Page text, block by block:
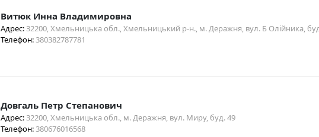
Витюк Инна Владимировна
Адрес:32200, Хмельницька обл., Хмельницький р-н., м. Деражня, вул. Б Олійника,
Телефон:380382787781
Довгаль Петр Степанович
Адрес:32200, Хмельницька обл., м. Деражня, вул. Миру, буд. 49
Телефон:380676016568